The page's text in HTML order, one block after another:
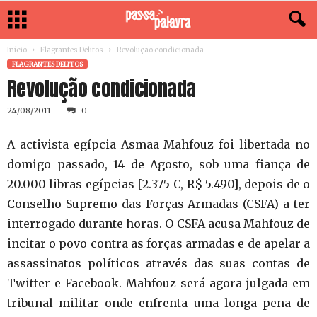
Início Flagrantes Delitos Revolução condicionada
FLAGRANTES DELITOS
Revolução condicionada
24/08/2011 0
A activista egípcia Asmaa Mahfouz foi libertada no
domigo passado, 14 de Agosto, sob uma fiança de
20.000 libras egípcias [2.375 €, R$ 5.490], depois de o
Conselho Supremo das Forças Armadas (CSFA) a ter
interrogado durante horas. O CSFA acusa Mahfouz de
incitar o povo contra as forças armadas e de apelar a
assassinatos políticos através das suas contas de
Twitter e Facebook. Mahfouz será agora julgada em
tribunal militar onde enfrenta uma longa pena de